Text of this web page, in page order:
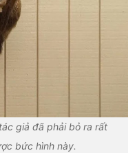
giả đã phải bỏ ra rất
bức hình này.